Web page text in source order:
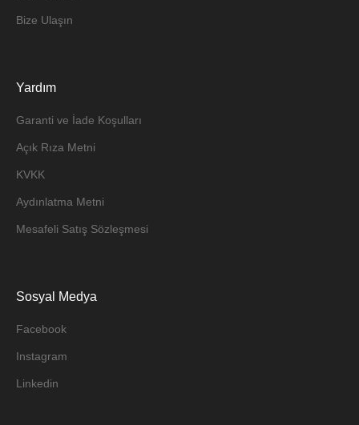
Bize Ulaşın
Yardım
Garanti ve İade Koşulları
Açık Rıza Metni
KVKK
Aydınlatma Metni
Mesafeli Satış Sözleşmesi
Sosyal Medya
Facebook
Instagram
Linkedin